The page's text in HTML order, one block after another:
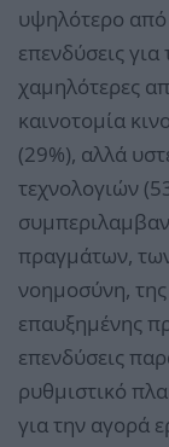
υψηλότερο από
επενδύσεις
χαμηλότερες
καινοτομία
(29%), αλλά
τεχνολογιών
πραγμάτων,
νοημοσύνη,
επαυξημένης
επενδύσεις
ρυθμιστικό
για την αγορά